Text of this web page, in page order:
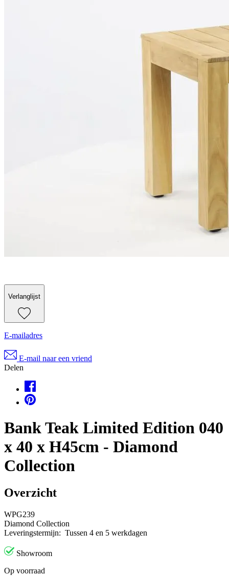
Verlanglijst
E-mailadres
E-mail naar een vriend
Delen
Bank Teak Limited Edition 040
x 40 x H45cm - Diamond
Collection
Overzicht
WPG239
Diamond Collection
Leveringstermijn: Tussen 4 en 5 werkdagen
Showroom
Op voorraad